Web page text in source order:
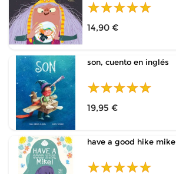
14,90 €
son, cuento en inglés
19,95 €
have a good hike mike